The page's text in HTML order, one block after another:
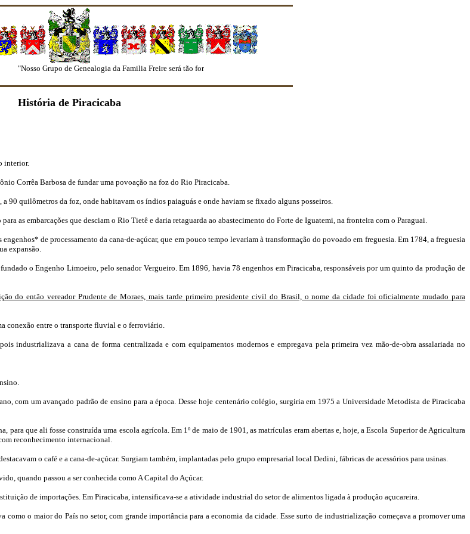
"Nosso Grupo de Genealogia da Familia Freire será tão forte quanto seus membros o façam"
História de Piracicaba
interior.
Corrêa Barbosa de fundar uma povoação na foz do Rio Piracicaba.
quilômetros da foz, onde habitavam os índios paiaguás e onde haviam se fixado alguns posseiros.
as embarcações que desciam o Rio Tietê e daria retaguarda ao abastecimento do Forte de Iguatemi, na fronteira com o Paraguai.
de processamento da cana-de-açúcar, que em pouco tempo levariam à transformação do povoado em freguesia. Em 1784, a freguesia
expansão.
o Engenho Limoeiro, pelo senador Vergueiro. Em 1896, havia 78 engenhos em Piracicaba, responsáveis por um quinto da produção de
do então vereador Prudente de Moraes, mais tarde primeiro presidente civil do Brasil, o nome da cidade foi oficialmente mudado para
conexão entre o transporte fluvial e o ferroviário.
industrializava a cana de forma centralizada e com equipamentos modernos e empregava pela primeira vez mão-de-obra assalariada no
com um avançado padrão de ensino para a época. Desse hoje centenário colégio, surgiria em 1975 a Universidade Metodista de Piracicaba
que ali fosse construída uma escola agrícola. Em 1º de maio de 1901, as matrículas eram abertas e, hoje, a Escola Superior de Agricultura
reconhecimento internacional.
o café e a cana-de-açúcar. Surgiam também, implantadas pelo grupo empresarial local Dedini, fábricas de acessórios para usinas.
quando passou a ser conhecida como A Capital do Açúcar.
de importações. Em Piracicaba, intensificava-se a atividade industrial do setor de alimentos ligada à produção açucareira.
o maior do País no setor, com grande importância para a economia da cidade. Esse surto de industrialização começava a promover uma